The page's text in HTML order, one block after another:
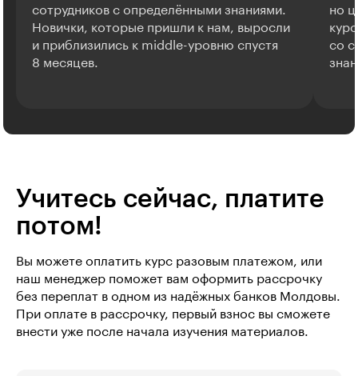
сотрудников с определёнными знаниями.
Новички, которые пришли к нам, выросли
и приблизились к middle-уровню спустя
8 месяцев.
но
со
Учитесь сейчас, платите
потом!
Вы можете оплатить курс разовым платежом, или
наш менеджер поможет вам оформить рассрочку
без переплат в одном из надёжных банков Молдовы.
При оплате в рассрочку, первый взнос вы сможете
внести уже после начала изучения материалов.